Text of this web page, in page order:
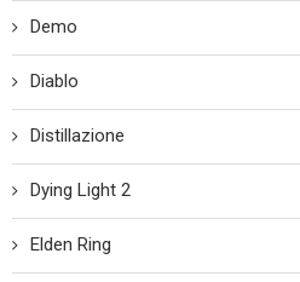
Demo
Diablo
Distillazione
Dying Light 2
Elden Ring